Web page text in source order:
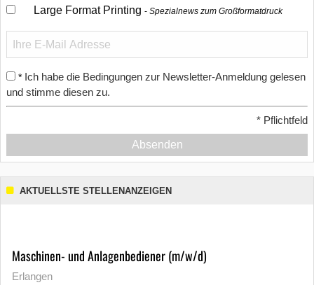
Large Format Printing Spezialnews zum Großformatdruck
* Ich habe die Bedingungen zur Newsletter-Anmeldung gelesen
und stimme diesen zu.
* Pflichtfeld
Absenden
AKTUELLSTE STELLENANZEIGEN
Maschinen- und Anlagenbediener (m/w/d)
Erlangen